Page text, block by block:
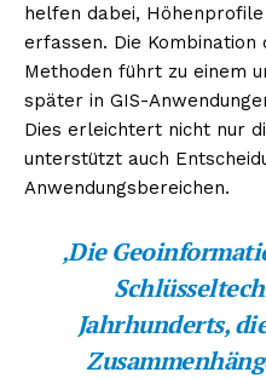
helfen dabei,
erfassen. Die Kombination
Methoden führt zu einem
später in GIS-
Dies erleichtert nicht nur
unterstützt auch
Anwendungsbereichen.
‚Die
Jahrhunderts,